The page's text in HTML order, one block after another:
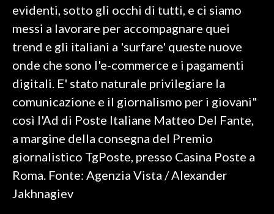
GOSSIP
SALUTE
SARDEGNA TURISMO
#CARAUNIONE
3 MINUTI CON
evidenti, sotto gli occhi di tutti, e ci siamo
messi a lavorare per accompagnare quei
trend e gli italiani a 'surfare' queste nuove
onde che sono l'e-commerce e i pagamenti
digitali. E' stato naturale privilegiare la
comunicazione e il giornalismo per i giovani"
così l'Ad di Poste Italiane Matteo Del Fante,
a margine della consegna del Premio
giornalistico TgPoste, presso Casina Poste a
Roma. Fonte: Agenzia Vista / Alexander
Jakhnagiev